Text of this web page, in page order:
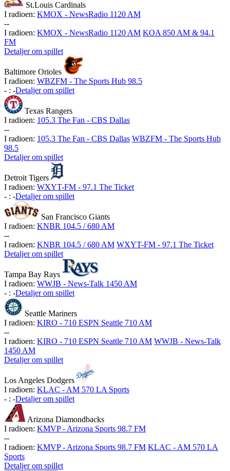
St.Louis Cardinals
I radioen: KMOX - NewsRadio 1120 AM
--
I radioen: KMOX - NewsRadio 1120 AM KOA 850 AM & 94.1
FM
Detaljer om spillet
Baltimore Orioles
I radioen: WBZFM - The Sports Hub 98.5
- : -Detaljer om spillet
Texas Rangers
I radioen: 105.3 The Fan - CBS Dallas
--
I radioen: 105.3 The Fan - CBS Dallas WBZFM - The Sports Hub
98.5
Detaljer om spillet
Detroit Tigers
I radioen: WXYT-FM - 97.1 The Ticket
- : -Detaljer om spillet
San Francisco Giants
I radioen: KNBR 104.5 / 680 AM
--
I radioen: KNBR 104.5 / 680 AM WXYT-FM - 97.1 The Ticket
Detaljer om spillet
Tampa Bay Rays
I radioen: WWJB - News-Talk 1450 AM
- : -Detaljer om spillet
Seattle Mariners
I radioen: KIRO - 710 ESPN Seattle 710 AM
--
I radioen: KIRO - 710 ESPN Seattle 710 AM WWJB - News-Talk
1450 AM
Detaljer om spillet
Los Angeles Dodgers
I radioen: KLAC - AM 570 LA Sports
- : -Detaljer om spillet
Arizona Diamondbacks
I radioen: KMVP - Arizona Sports 98.7 FM
--
I radioen: KMVP - Arizona Sports 98.7 FM KLAC - AM 570 LA
Sports
Detaljer om spillet